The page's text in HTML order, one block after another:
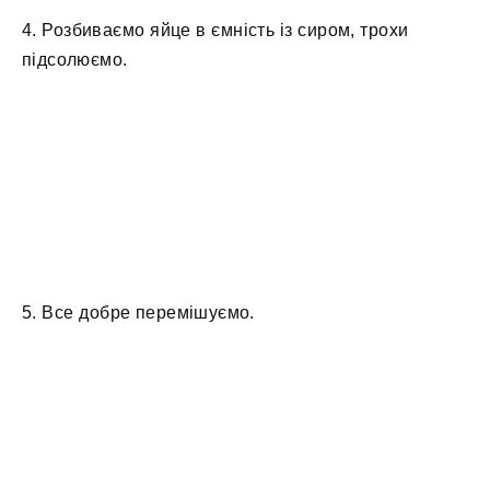
4. Розбиваємо яйце в ємність із сиром, трохи
підсолюємо.
5. Все добре перемішуємо.